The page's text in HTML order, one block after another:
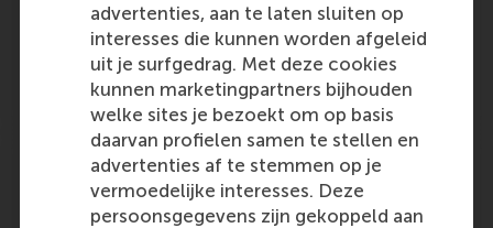
advertenties, aan te laten sluiten op
interesses die kunnen worden afgeleid
uit je surfgedrag. Met deze cookies
kunnen marketingpartners bijhouden
welke sites je bezoekt om op basis
daarvan profielen samen te stellen en
advertenties af te stemmen op je
vermoedelijke interesses. Deze
persoonsgegevens zijn gekoppeld aan
Outlet:
Handelsblatt Newsletter Media Type:
Newspaper
Friday, 22 May 2009
Agenda: VNO-NCW Noord